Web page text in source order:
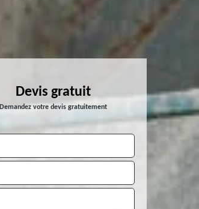
Devis gratuit
Demandez votre devis gratuitement